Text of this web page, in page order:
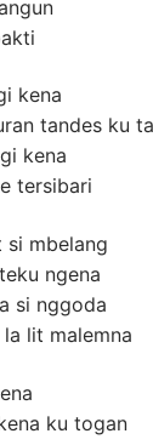
kena
tandes ku
kena
tersibari
si mbelang
ngena
si nggoda
lit malemna
ku togan